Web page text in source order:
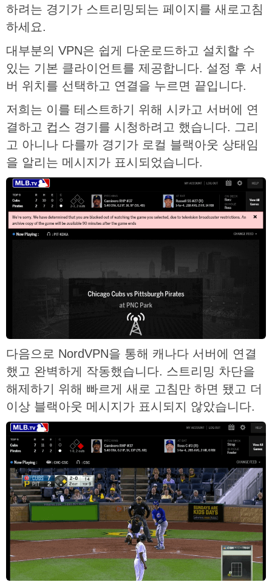
하려는 경기가 스트리밍되는 페이지를 새로고침
하세요.
대부분의 VPN은 쉽게 다운로드하고 설치할 수
있는 기본 클라이언트를 제공합니다. 설정 후 서
버 위치를 선택하고 연결을 누르면 끝입니다.
저희는 이를 테스트하기 위해 시카고 서버에 연
결하고 컵스 경기를 시청하려고 했습니다. 그리
고 아니나 다를까 경기가 로컬 블랙아웃 상태임
을 알리는 메시지가 표시되었습니다.
다음으로 NordVPN을 통해 캐나다 서버에 연결
했고 완벽하게 작동했습니다. 스트리밍 차단을
해제하기 위해 빠르게 새로 고침만 하면 됐고 더
이상 블랙아웃 메시지가 표시되지 않았습니다.